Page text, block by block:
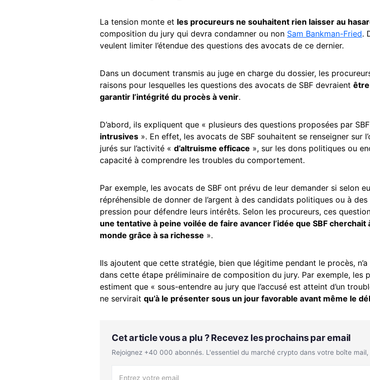
La tension monte et les procureurs ne souhaitent rien laisser au
composition du jury qui devra condamner ou non Sam Bankman-Fried.
veulent limiter l’étendue des questions des avocats de ce dernier.
Dans un document transmis au juge en charge du dossier, les
raisons pour lesquelles les questions des avocats de SBF devraient
garantir l’intégrité du procès à venir.
D’abord, ils expliquent que « plusieurs des questions proposées par
intrusives ». En effet, les avocats de SBF souhaitent se renseigner sur
jurés sur l’activité « d’altruisme efficace », sur les dons politiques ou
capacité à comprendre les troubles du comportement.
Par exemple, les avocats de SBF ont prévu de leur demander si selon
répréhensible de donner de l’argent à des candidats politiques ou à
pression pour défendre leurs intérêts. Selon les procureurs, ces
une tentative à peine voilée de faire avancer l’idée que SBF cherchait
monde grâce à sa richesse ».
Ils ajoutent que cette stratégie, bien que légitime pendant le procès,
dans cette étape préliminaire de composition du jury. Par exemple, les
estiment que « sous-entendre au jury que l’accusé est atteint d’un
ne servirait qu’à le présenter sous un jour favorable avant même le
Cet article vous a plu ? Recevez les prochains par email
Rejoignez +40 000 abonnés. L'essentiel du marché crypto dans votre boîte mail,